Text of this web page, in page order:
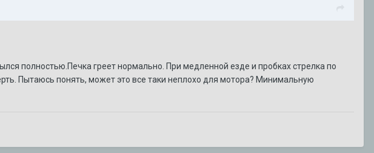
полностью.Печка греет нормально. При медленной езде и пробках стрелка по
Пытаюсь понять, может это все таки неплохо для мотора? Минимальную